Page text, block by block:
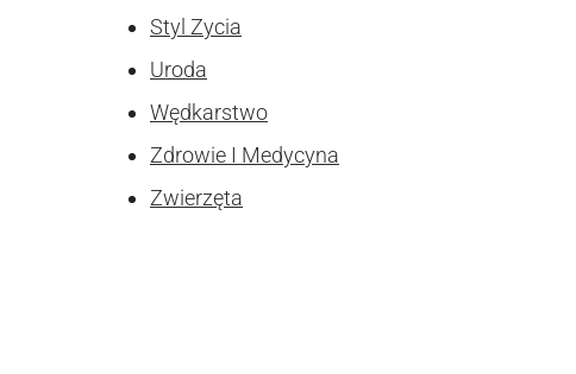
Styl Zycia
Uroda
Wędkarstwo
Zdrowie I Medycyna
Zwierzęta